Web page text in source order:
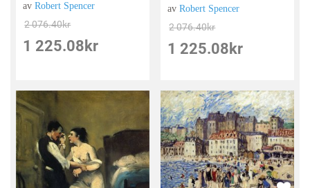
avRobert Spencer
2 076.40kr
1 225.08 kr
avRobert Spencer
2 076.40kr
1 225.08 kr